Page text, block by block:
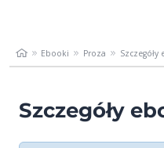
Ebooki Proza
Szczegóły